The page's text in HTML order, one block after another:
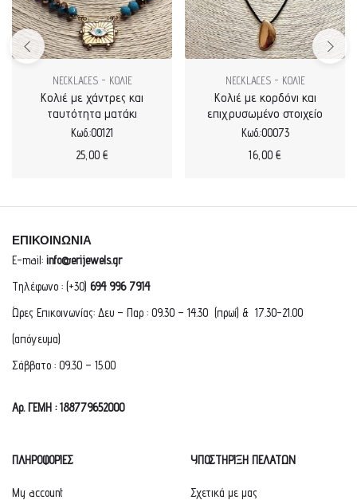
NECKLACES - ΚΟΛΙΕ
Κολιέ με χάντρες και
ταυτότητα ματάκι
Κωδ.:00121
25,00 €
NECKLACES - ΚΟΛΙΕ
Κολιέ με κορδόνι και
επιχρυσωμένο στοιχείο
Κωδ.:00073
16,00 €
ΕΠΙΚΟΙΝΩΝΙΑ
E-mail: info@erijewels.gr
Τηλέφωνο : (+30) 694 996 7914
Ώρες Επικοινωνίας: Δευ – Παρ : 09.30 – 14.30 (πρωί) & 17.30-21.00
(απόγευμα)
Σάββατο : 09.30 – 15.00
Αρ. ΓΕΜΗ : 188779652000
ΠΛΗΡΟΦΟΡΙΕΣ
My account
ΥΠΟΣΤΗΡΙΞΗ ΠΕΛΑΤΩΝ
Σχετικά με μας